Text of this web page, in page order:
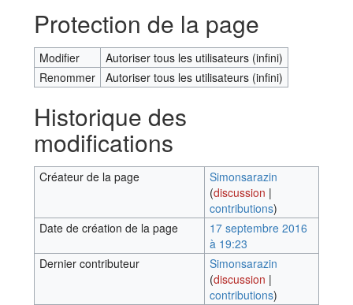
Protection de la page
Modifier
Autoriser tous les utilisateurs (infini)
Renommer
Autoriser tous les utilisateurs (infini)
Historique des
modifications
Créateur de la page
Simonsarazin
(discussion |
contributions)
Date de création de la page
17 septembre 2016
à 19:23
Dernier contributeur
Simonsarazin
(discussion |
contributions)